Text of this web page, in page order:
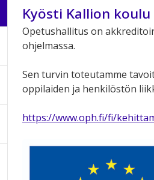
Kyösti Kallion koulu
Opetushallitus on
ohjelmassa.
Sen turvin toteutamme
oppilaiden ja henkilöstön
https://www.oph.fi/fi/